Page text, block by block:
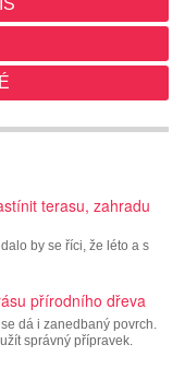
terasu, zahradu
by se říci, že léto a s
přírodního dřeva
dá i zanedbaný povrch.
správný přípravek.